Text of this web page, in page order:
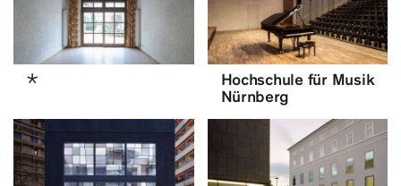
*
Hochschule für Musik
Nürnberg